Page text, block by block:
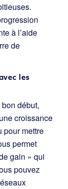
à l’aide
de
les
début,
croissance
pour mettre
permet
gain » qui
pouvez